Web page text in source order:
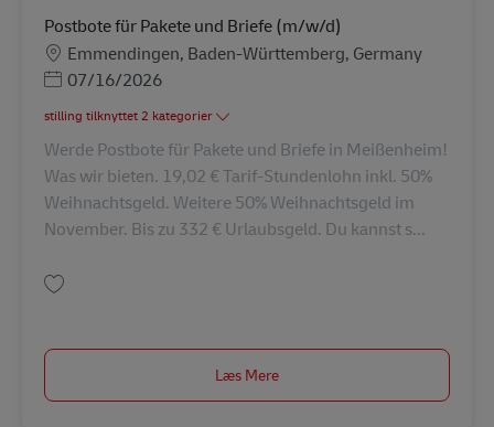
Postbote für Pakete und Briefe (m/w/d)
Lokation
Emmendingen, Baden-Württemberg, Germany
Posted Date
07/16/2026
stilling tilknyttet 2 kategorier
Werde Postbote für Pakete und Briefe in Meißenheim!
Was wir bieten. 19,02 € Tarif-Stundenlohn inkl. 50%
Weihnachtsgeld. Weitere 50% Weihnachtsgeld im
November. Bis zu 332 € Urlaubsgeld. Du kannst s...
Læs Mere